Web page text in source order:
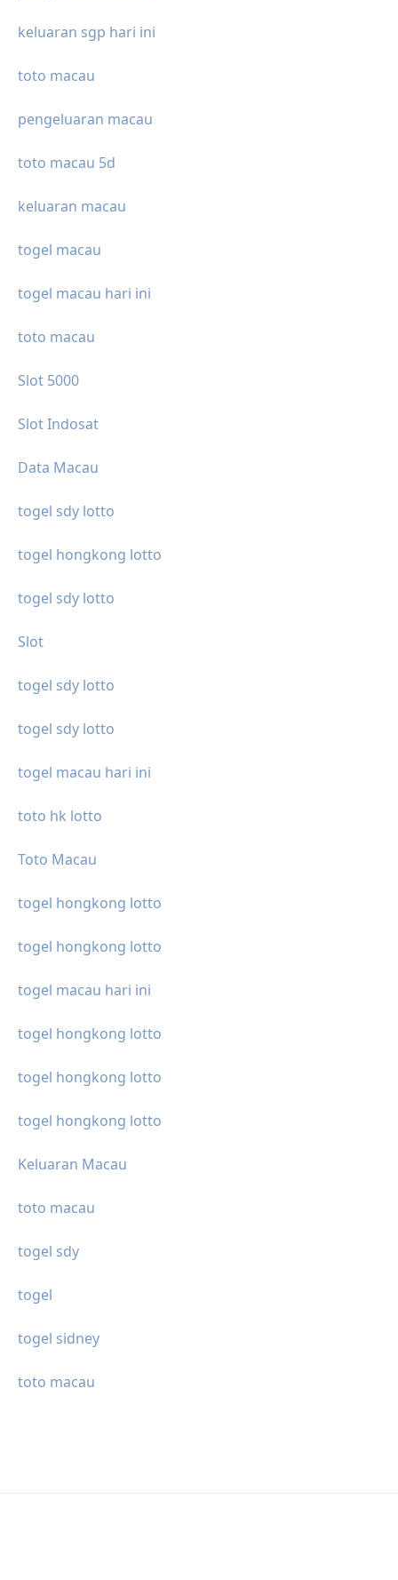
keluaran sgp hari ini
toto macau
pengeluaran macau
toto macau 5d
keluaran macau
togel macau
togel macau hari ini
toto macau
Slot 5000
Slot Indosat
Data Macau
togel sdy lotto
togel hongkong lotto
togel sdy lotto
Slot
togel sdy lotto
togel sdy lotto
togel macau hari ini
toto hk lotto
Toto Macau
togel hongkong lotto
togel hongkong lotto
togel macau hari ini
togel hongkong lotto
togel hongkong lotto
togel hongkong lotto
Keluaran Macau
toto macau
togel sdy
togel
togel sidney
toto macau